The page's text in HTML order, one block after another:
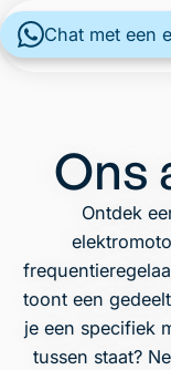
Ons
Ontdek
toont een
je een specifiek
tussen staat?
Chat met een